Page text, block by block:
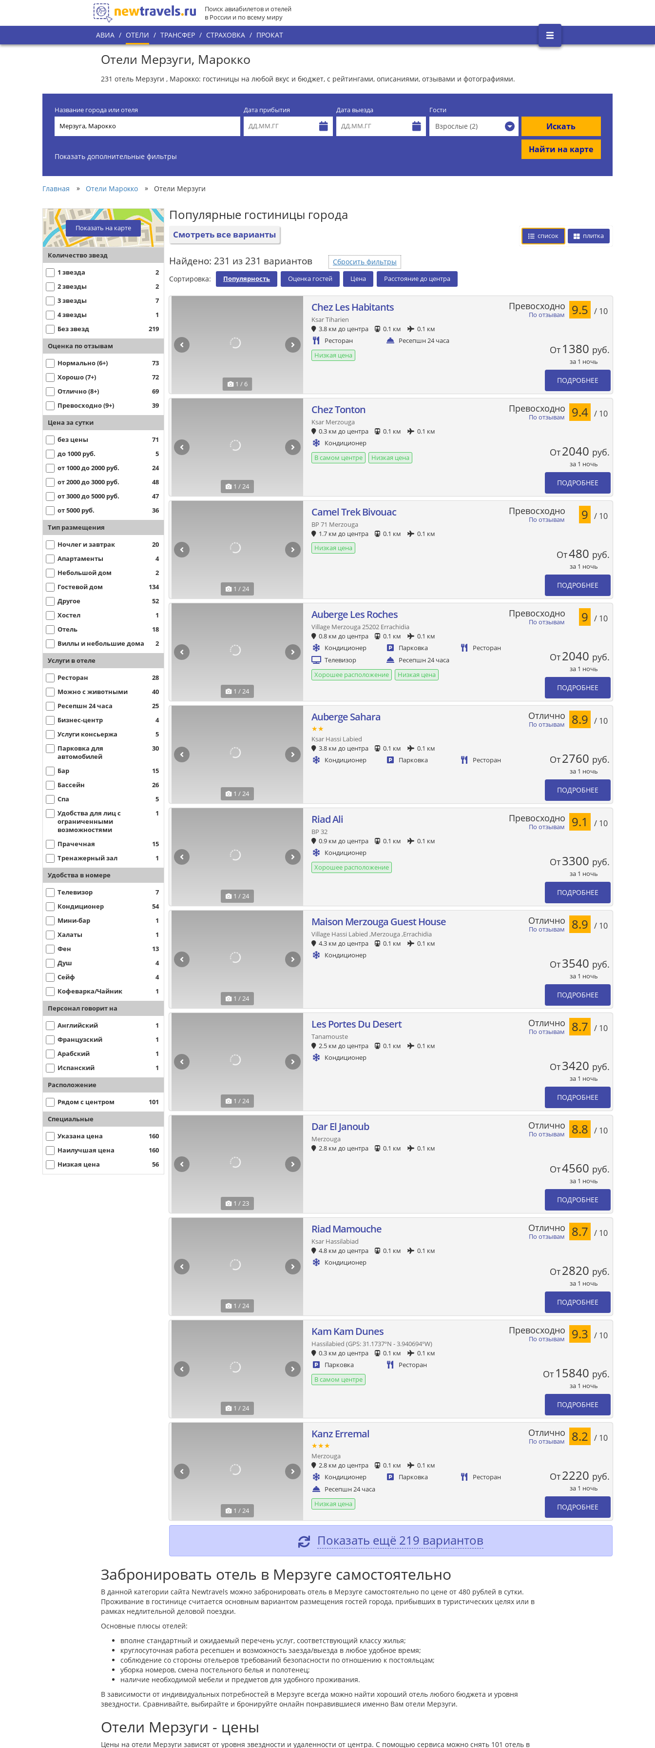
Поиск авиабилетов и отелей
в России и по всему миру
АВИА / ОТЕЛИ / ТРАНСФЕР / СТРАХОВКА / ПРОКАТ
Отели Мерзуги, Марокко
231 отель Мерзуги , Марокко: гостиницы на любой вкус и бюджет, с рейтингами, описаниями, отзывами и фотографиями.
Название города или отеля Дата прибытия Дата выезда Гости
Взрослые (2) Искать
Найти на карте
Показать дополнительные фильтры
Главная » Отели Марокко » Отели Мерзуги
Показать на карте
Количество звезд
1 звезда
2
2 звезды
2
3 звезды
7
4 звезды
1
Без звезд
219
Оценка по отзывам
Нормально (6+)
73
Хорошо (7+)
72
Отлично (8+)
69
Превосходно (9+)
39
Цена за сутки
без цены
71
до 1000 руб.
5
от 1000 до 2000 руб.
24
от 2000 до 3000 руб.
48
от 3000 до 5000 руб.
47
от 5000 руб.
36
Тип размещения
Ночлег и завтрак
20
Апартаменты
4
Небольшой дом
2
Гостевой дом
134
Другое
52
Хостел
1
Отель
18
Виллы и небольшие дома
2
Услуги в отеле
Ресторан
28
Можно с животными
40
Ресепшн 24 часа
25
Бизнес-центр
4
Услуги консьержа
5
Парковка для
автомобилей
30
Бар
15
Бассейн
26
Спа
5
Удобства для лиц с
ограниченными
возможностями
1
Прачечная
15
Тренажерный зал
1
Удобства в номере
Телевизор
7
Кондиционер
54
Мини-бар
1
Халаты
1
Фен
13
Душ
4
Сейф
4
Кофеварка/Чайник
1
Персонал говорит на
Английский
1
Французский
1
Арабский
1
Испанский
1
Расположение
Рядом с центром 101
Специальные
Указана цена
160
Наилучшая цена
160
Низкая цена
56
Популярные гостиницы города
Смотреть все варианты список плитка
Найдено: 231 из 231 вариантов
Сбросить фильтры
Сортировка:
Популярность Оценка гостей Цена Расстояние до центра
1 / 6
Chez Les Habitants
Ksar Tiharien
3.8 км до центра
0.1 км
0.1 км
Ресторан
Ресепшн 24 часа
Низкая цена
По отзывам
Превосходно 9.5 / 10
От 1380 руб.
за 1 ночь
ПОДРОБНЕЕ
1 / 24
Chez Tonton
Ksar Merzouga
0.3 км до центра
0.1 км
0.1 км
Кондиционер
В самом центре
Низкая цена
По отзывам
Превосходно 9.4 / 10
От2040 руб.
за 1 ночь
ПОДРОБНЕЕ
1 / 24
Camel Trek Bivouac
BP 71 Merzouga
1.7 км до центра
0.1 км
0.1 км
Низкая цена
По отзывам
Превосходно 9 / 10
От480 руб.
за 1 ночь
ПОДРОБНЕЕ
1 / 24
Auberge Les Roches
Village Merzouga 25202 Errachidia
0.8 км до центра
0.1 км
0.1 км
Кондиционер
Парковка
Ресторан
Телевизор
Ресепшн 24 часа
Хорошее расположение
Низкая цена
По отзывам
Превосходно 9 / 10
От2040 руб.
за 1 ночь
ПОДРОБНЕЕ
1 / 24
Auberge Sahara
★★
Ksar Hassi Labied
3.8 км до центра
0.1 км
0.1 км
Кондиционер
Парковка Ресторан
По отзывам
Отлично 8.9 / 10
От2760 руб.
за 1 ночь
ПОДРОБНЕЕ
1 / 24
Riad Ali
BP 32
0.9 км до центра
0.1 км
0.1 км
Кондиционер
Хорошее расположение
По отзывам
Превосходно 9.1 / 10
От3300 руб.
за 1 ночь
ПОДРОБНЕЕ
1 / 24
Maison Merzouga Guest House
Village Hassi Labied ,Merzouga ,Errachidia
4.3 км до центра
0.1 км
0.1 км
Кондиционер
По отзывам
Отлично 8.9 / 10
От3540 руб.
за 1 ночь
ПОДРОБНЕЕ
1 / 24
Les Portes Du Desert
Tanamouste
2.5 км до центра
0.1 км
0.1 км
Кондиционер
По отзывам
Отлично 8.7 / 10
От3420 руб.
за 1 ночь
ПОДРОБНЕЕ
1 / 23
Dar El Janoub
Merzouga
2.8 км до центра
0.1 км 0.1 км
По отзывам
Отлично 8.8 / 10
От4560 руб.
за 1 ночь
ПОДРОБНЕЕ
1 / 24
Riad Mamouche
Ksar Hassilabiad
4.8 км до центра
0.1 км
0.1 км
Кондиционер
По отзывам
Отлично 8.7 / 10
От2820 руб.
за 1 ночь
ПОДРОБНЕЕ
1 / 24
Kam Kam Dunes
Hassilabied (GPS: 31.1737ºN - 3.940694ºW)
0.3 км до центра
0.1 км
0.1 км
Парковка
Ресторан
В самом центре
По отзывам
Превосходно 9.3 / 10
От 15840 руб.
за 1 ночь
ПОДРОБНЕЕ
1 / 24
Kanz Erremal
★★★
Merzouga
2.8 км до центра
0.1 км
0.1 км
Кондиционер
Парковка
Ресторан
Ресепшн 24 часа
Низкая цена
По отзывам
Отлично 8.2 / 10
От2220 руб.
за 1 ночь
ПОДРОБНЕЕ
Показать ещё 219 вариантов
Забронировать отель в Мерзуге самостоятельно
В данной категории сайта Newtravels можно забронировать отель в Мерзуге самостоятельно по цене от 480 рублей в сутки.
Проживание в гостинице считается основным вариантом размещения гостей города, прибывших в туристических целях или в
рамках недлительной деловой поездки.
Основные плюсы отелей:
вполне стандартный и ожидаемый перечень услуг, соответствующий классу жилья;
круглосуточная работа ресепшен и возможность заезда/выезда в любое удобное время;
соблюдение со стороны отельеров требований безопасности по отношению к постояльцам;
уборка номеров, смена постельного белья и полотенец;
наличие необходимой мебели и предметов для удобного проживания.
В зависимости от индивидуальных потребностей в Мерзуге всегда можно найти хороший отель любого бюджета и уровня
звездности. Сравнивайте, выбирайте и бронируйте онлайн понравившиеся именно Вам отели Мерзуги.
Отели Мерзуги - цены
Цены на отели Мерзуги зависят от уровня звездности и удаленности от центра. С помощью сервиса можно снять 101 отель в